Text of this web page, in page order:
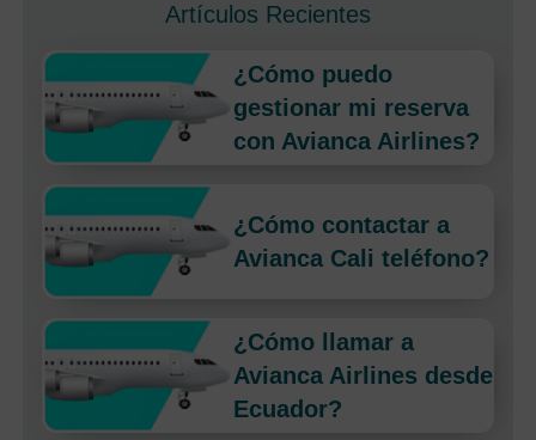
Artículos Recientes
¿Cómo puedo
gestionar mi reserva
con Avianca Airlines?
¿Cómo contactar a
Avianca Cali teléfono?
¿Cómo llamar a
Avianca Airlines desde
Ecuador?